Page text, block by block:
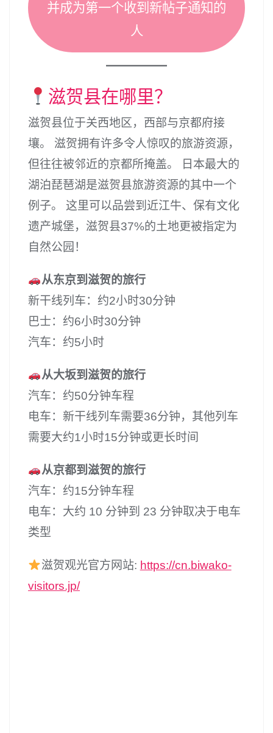
并成为第一个收到新帖子通知的
人
滋贺县在哪里？
滋贺县位于关西地区，西部与京都府接
壤。 滋贺拥有许多令人惊叹的旅游资源，
但往往被邻近的京都所掩盖。 日本最大的
湖泊琵琶湖是滋贺县旅游资源的其中一个
例子。 这里可以品尝到近江牛、保有文化
遗产城堡，滋贺县37%的土地更被指定为
自然公园！
从东京到滋贺的旅行
新干线列车：约2小时30分钟
巴士：约6小时30分钟
汽车：约5小时
从大坂到滋贺的旅行
汽车：约50分钟车程
电车：新干线列车需要36分钟，其他列车
需要大约1小时15分钟或更长时间
从京都到滋贺的旅行
汽车：约15分钟车程
电车：大约 10 分钟到 23 分钟取决于电车
类型
滋贺观光官方网站: https://cn.biwako-
visitors.jp/